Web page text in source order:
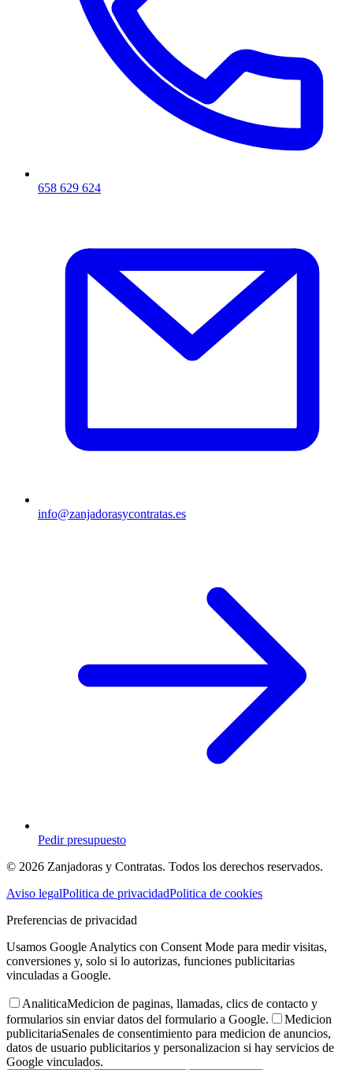
658 629 624
info@zanjadorasycontratas.es
Pedir presupuesto
© 2026 Zanjadoras y Contratas. Todos los derechos reservados.
Aviso legalPolitica de privacidadPolitica de cookies
Preferencias de privacidad
Usamos Google Analytics con Consent Mode para medir visitas,
conversiones y, solo si lo autorizas, funciones publicitarias
vinculadas a Google.
AnaliticaMedicion de paginas, llamadas, clics de contacto y
formularios sin enviar datos del formulario a Google.
Medicion
publicitariaSenales de consentimiento para medicion de anuncios,
datos de usuario publicitarios y personalizacion si hay servicios de
Google vinculados.